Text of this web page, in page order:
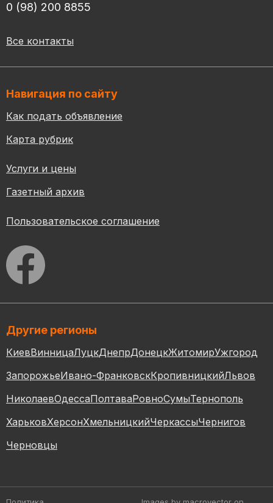
0 (98) 200 8855
Все контакты
Навигация по сайту
Как подать объявление
Карта рубрик
Услуги и цены
Газетный архив
Пользовательское соглашение
Другие регионы
КиевВинницаЛуцкДнепрДонецкЖитомирУжгород
ЗапорожьеИвано-ФранковскКропивницкийЛьвов
НиколаевОдессаПолтаваРовноСумыТернополь
ХарьковХерсонХмельницкийЧеркассыЧернигов
Черновцы